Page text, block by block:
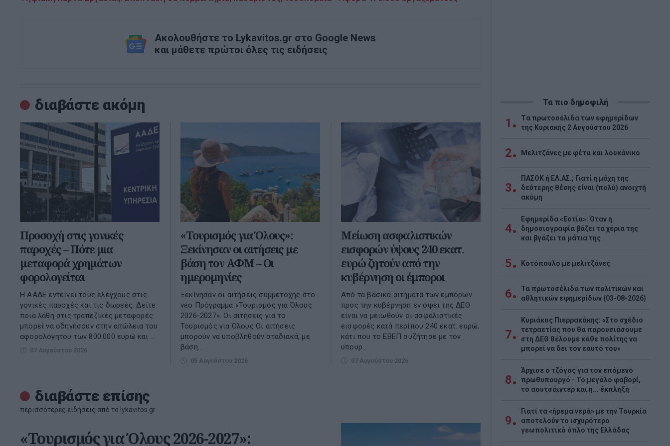
Ακολουθήστε το Lykavitos.gr στο Google News
και μάθετε πρώτοι όλες τις ειδήσεις
διαβάστε ακόμη
Προσοχή στις γονικές
παροχές – Πότε μια
μεταφορά χρημάτων
φορολογείται
Η ΑΑΔΕ εντείνει τους ελέγχους στις
γονικές παροχές και τις δωρεές. Δείτε
ποια λάθη στις τραπεζικές μεταφορές
μπορεί να οδηγήσουν στην απώλεια του
αφορολόγητου των 800.000 ευρώ και ...
07 Αυγούστου 2026
«Τουρισμός για Όλους»:
Ξεκίνησαν οι αιτήσεις με
βάση τον ΑΦΜ – Οι
ημερομηνίες
Ξεκίνησαν οι αιτήσεις συμμετοχής στο
νέο Πρόγραμμα «Τουρισμός για Όλους
2026-2027». Οι αιτήσεις για το
Τουρισμός για Όλους Οι αιτήσεις
μπορούν να υποβληθούν σταδιακά, με
βάση...
05 Αυγούστου 2026
Μείωση ασφαλιστικών
εισφορών ύψους 240 εκατ.
ευρώ ζητούν από την
κυβέρνηση οι έμποροι
Από τα βασικά αιτήματα των εμπόρων
προς την κυβέρνηση εν όψει της ΔΕΘ
είναι να μειωθούν οι ασφαλιστικές
εισφορές κατά περίπου 240 εκατ. ευρώ,
κάτι που το ΕΒΕΠ συζήτησε με τον
υπουρ...
07 Αυγούστου 2026
διαβάστε επίσης
περισσότερες ειδήσεις από το lykavitos.gr
«Τουρισμός για Όλους 2026-2027»:
Τα πιο δημοφιλή
1
Tα πρωτοσέλιδα των εφημερίδων
της Κυριακής 2 Αυγούστου 2026
2 Μελιτζάνες με φέτα και λουκάνικο
3
ΠΑΣΟΚ ή ΕΛ.ΑΣ.; Γιατί η μάχη της
δεύτερης θέσης είναι (πολύ) ανοιχτή
ακόμη
4
Εφημερίδα «Εστία»: Όταν η
δημοσιογραφία βάζει τα χέρια της
και βγάζει τα μάτια της
5 Κοτόπουλο με μελιτζάνες
6
Τα πρωτοσέλιδα των πολιτικών και
αθλητικών εφημερίδων (03-08-2026)
7
Κυριάκος Πιερρακάκης: «Στο σχέδιο
τετραετίας που θα παρουσιάσουμε
στη ΔΕΘ θέλουμε κάθε πολίτης να
μπορεί να δει τον εαυτό του»
8
Άρχισε ο τζόγος για τον επόμενο
πρωθυπουργό - Το μεγάλο φαβορί,
το αουτσάιντερ και η... έκπληξη
9
Γιατί τα «ήρεμα νερά» με την Τουρκία
αποτελούν το ισχυρότερο
γεωπολιτικό όπλο της Ελλάδας